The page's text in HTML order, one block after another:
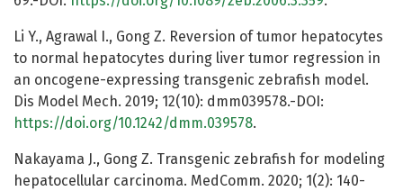
Li Y., Agrawal I., Gong Z. Reversion of tumor hepatocytes
to normal hepatocytes during liver tumor regression in
an oncogene-expressing transgenic zebrafish model.
Dis Model Mech. 2019; 12(10): dmm039578.-DOI:
https://doi.org/10.1242/dmm.039578.
Nakayama J., Gong Z. Transgenic zebrafish for modeling
hepatocellular carcinoma. MedComm. 2020; 1(2): 140-